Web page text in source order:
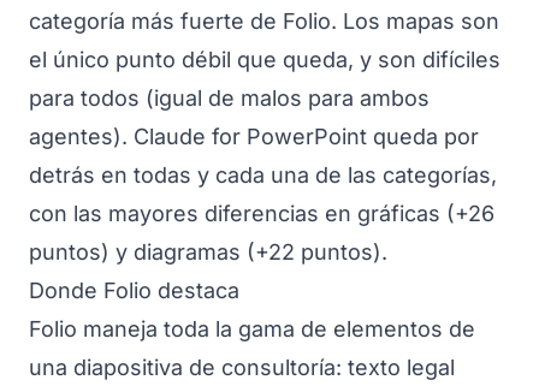
categoría más fuerte de Folio. Los mapas son
el único punto débil que queda, y son difíciles
para todos (igual de malos para ambos
agentes). Claude for PowerPoint queda por
detrás en todas y cada una de las categorías,
con las mayores diferencias en gráficas (+26
puntos) y diagramas (+22 puntos).
Donde Folio destaca
Folio maneja toda la gama de elementos de
una diapositiva de consultoría: texto legal